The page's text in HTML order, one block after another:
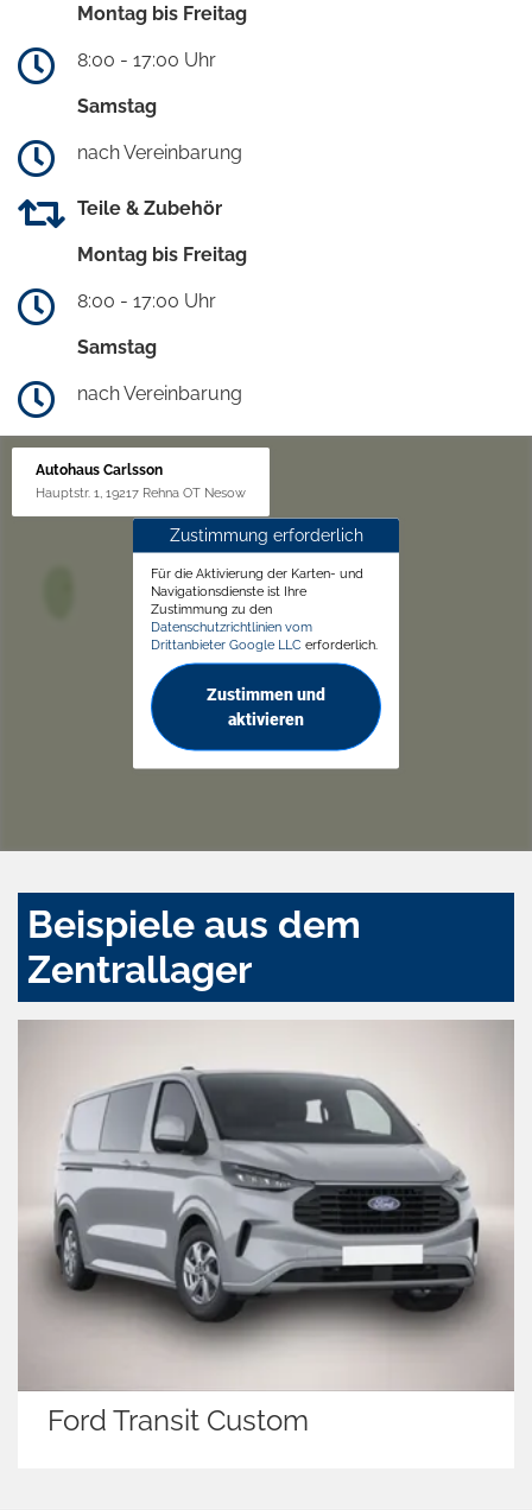
Montag bis Freitag
8:00 - 17:00 Uhr
Samstag
nach Vereinbarung
Teile & Zubehör
Montag bis Freitag
8:00 - 17:00 Uhr
Samstag
nach Vereinbarung
Autohaus Carlsson
Hauptstr. 1, 19217 Rehna OT Nesow
Zustimmung erforderlich
Für die Aktivierung der Karten- und
Navigationsdienste ist Ihre
Zustimmung zu den
Datenschutzrichtlinien vom
Drittanbieter Google LLC erforderlich.
Zustimmen und
aktivieren
Beispiele aus dem
Zentrallager
Ford Transit Custom